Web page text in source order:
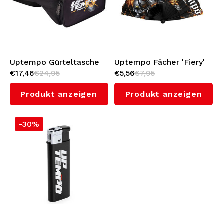
Uptempo Gürteltasche
'Fiery'
€17,46€24,95
Produkt anzeigen
Uptempo Fächer 'Fiery'
€5,56€7,95
Produkt anzeigen
-30%